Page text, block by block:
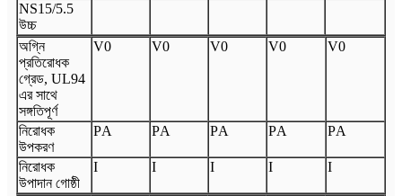
NS15/5.5
উচ্চ
অগ্নি
প্রতিরোধক
গ্রেড, UL94
এর সাথে
সঙ্গতিপূর্ণ
V0 V0 V0 V0 V0
নিরোধক
উপকরণ
PA PA PA PA PA
নিরোধক
উপাদান গোষ্ঠী
I I I I I